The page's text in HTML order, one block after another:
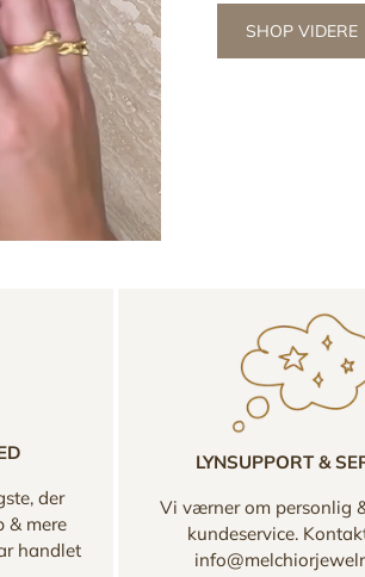
SHOP VIDERE
der
& mere
handlet
LYNSUPPORT &
Vi værner om personlig
kundeservice.